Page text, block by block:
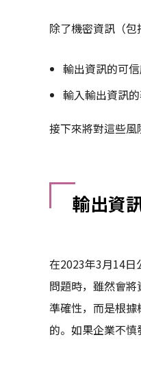
除了機密資訊（
輸出資訊的可
輸入輸出資訊
接下來將對這些風
輸出資
在2023年3月14日
問題時，雖然會
準確性，而是根
的。如果企業不慎